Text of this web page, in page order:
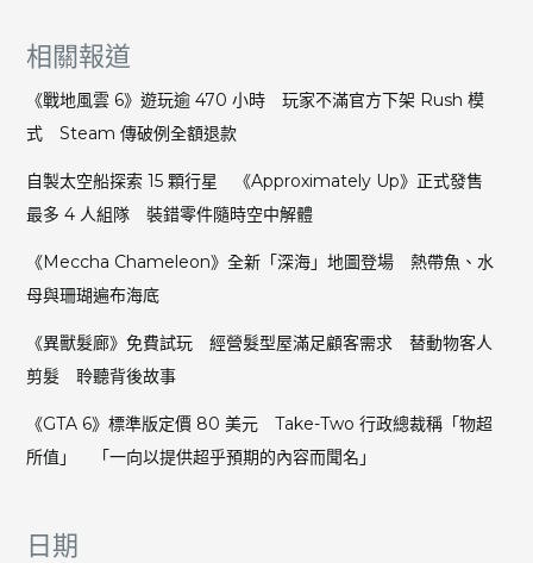
相關報道
《戰地風雲 6》遊玩逾 470 小時 玩家不滿官方下架 Rush 模
式 Steam 傳破例全額退款
自製太空船探索 15 顆行星 《Approximately Up》正式發售
最多 4 人組隊 裝錯零件隨時空中解體
《Meccha Chameleon》全新「深海」地圖登場 熱帶魚、水
母與珊瑚遍布海底
《異獸髮廊》免費試玩 經營髮型屋滿足顧客需求 替動物客人
剪髮 聆聽背後故事
《GTA 6》標準版定價 80 美元 Take-Two 行政總裁稱「物超
所值」 「一向以提供超乎預期的內容而聞名」
日期